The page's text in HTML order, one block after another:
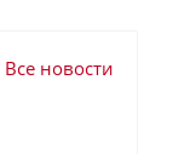
Все новости